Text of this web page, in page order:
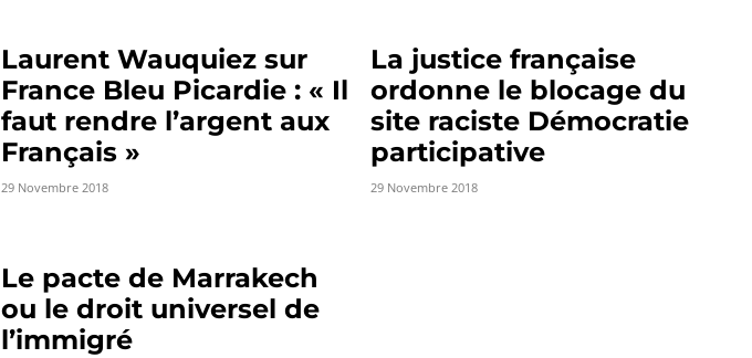
Laurent Wauquiez sur
France Bleu Picardie : « Il
faut rendre l’argent aux
Français »
29 Novembre 2018
La justice française
ordonne le blocage du
site raciste Démocratie
participative
29 Novembre 2018
Le pacte de Marrakech
ou le droit universel de
l’immigré